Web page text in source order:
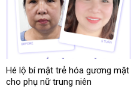
Hé lộ bí mật trẻ hóa gương mặt
cho phụ nữ trung niên